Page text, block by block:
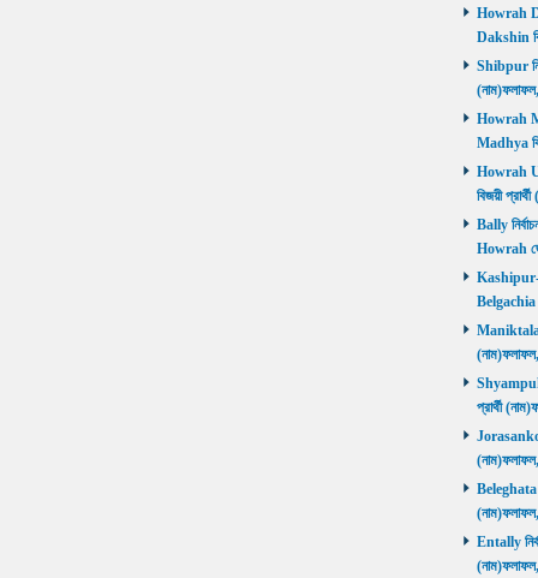
Howrah
Dakshin
Shibpur
Howrah
Madhya
Howrah
বিজয়ী
Bally
Howrah
Kashipur-
Belgachia
Maniktala
প্রার্থী
Jorasanko
Beleghata
Entally